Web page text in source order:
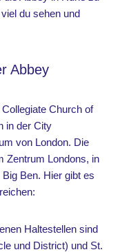
du sehen und
Abbey
Church of
in der City
von London. Die
Zentrum Londons, in
Ben. Hier gibt es
Haltestellen sind
und District) und St.